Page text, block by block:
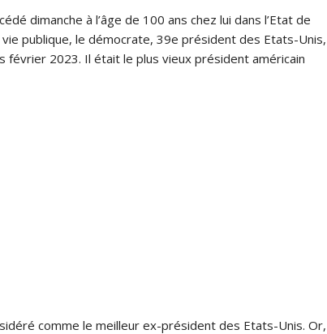
dimanche à l’âge de 100 ans chez lui dans l’Etat de
publique, le démocrate, 39e président des Etats-Unis,
février 2023. Il était le plus vieux président américain
comme le meilleur ex-président des Etats-Unis. Or,